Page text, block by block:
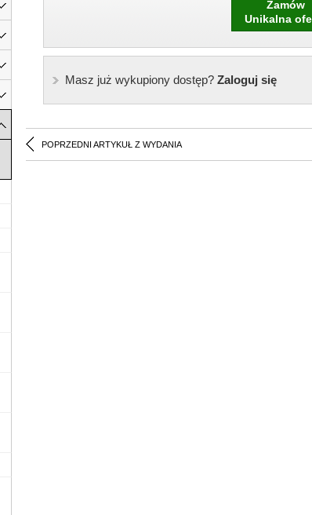
Zamów
Unikalna
Masz już wykupiony dostęp?Zaloguj się
POPRZEDNI ARTYKUŁ Z WYDANIA